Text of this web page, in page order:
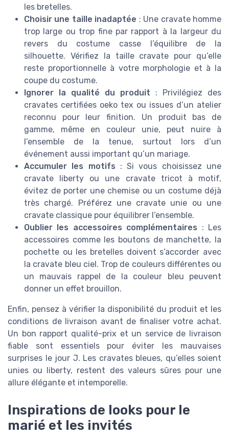
les bretelles.
Choisir une taille inadaptée : Une cravate homme
trop large ou trop fine par rapport à la largeur du
revers du costume casse l’équilibre de la
silhouette. Vérifiez la taille cravate pour qu’elle
reste proportionnelle à votre morphologie et à la
coupe du costume.
Ignorer la qualité du produit : Privilégiez des
cravates certifiées oeko tex ou issues d’un atelier
reconnu pour leur finition. Un produit bas de
gamme, même en couleur unie, peut nuire à
l’ensemble de la tenue, surtout lors d’un
événement aussi important qu’un mariage.
Accumuler les motifs : Si vous choisissez une
cravate liberty ou une cravate tricot à motif,
évitez de porter une chemise ou un costume déjà
très chargé. Préférez une cravate unie ou une
cravate classique pour équilibrer l’ensemble.
Oublier les accessoires complémentaires : Les
accessoires comme les boutons de manchette, la
pochette ou les bretelles doivent s’accorder avec
la cravate bleu ciel. Trop de couleurs différentes ou
un mauvais rappel de la couleur bleu peuvent
donner un effet brouillon.
Enfin, pensez à vérifier la disponibilité du produit et les
conditions de livraison avant de finaliser votre achat.
Un bon rapport qualité-prix et un service de livraison
fiable sont essentiels pour éviter les mauvaises
surprises le jour J. Les cravates bleues, qu’elles soient
unies ou liberty, restent des valeurs sûres pour une
allure élégante et intemporelle.
Inspirations de looks pour le
marié et les invités